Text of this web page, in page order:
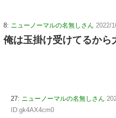
8: ニューノーマルの名無しさん 2022/
俺は玉掛け受けてるから
27: ニューノーマルの名無しさん
ID:gk4AX4cm0